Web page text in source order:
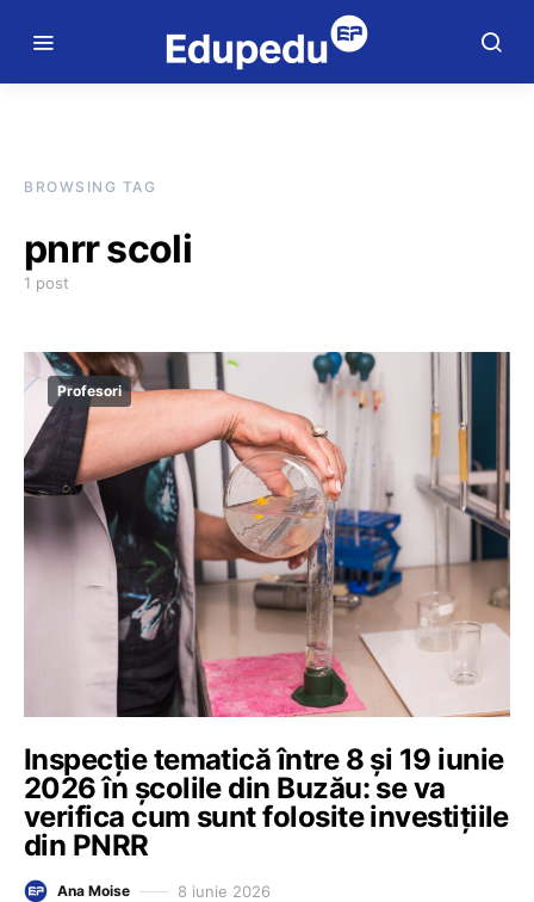
BROWSING TAG
pnrr scoli
1 post
Profesori
Inspecție tematică între 8 și 19 iunie
2026 în școlile din Buzău: se va
verifica cum sunt folosite investițiile
din PNRR
Ana Moise 8 iunie 2026